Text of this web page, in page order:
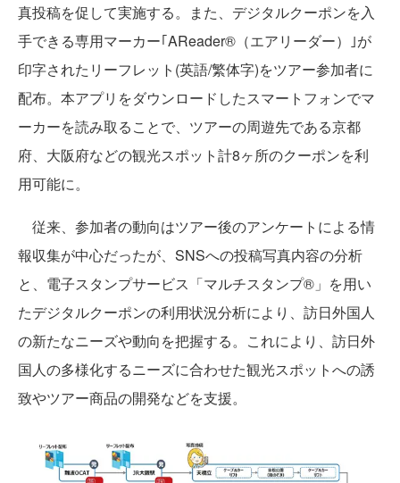
真投稿を促して実施する。また、デジタルクーポンを入
手できる専用マーカー｢AReader®（エアリーダー）｣が
印字されたリーフレット(英語/繁体字)をツアー参加者に
配布。本アプリをダウンロードしたスマートフォンでマ
ーカーを読み取ることで、ツアーの周遊先である京都
府、大阪府などの観光スポット計8ヶ所のクーポンを利
用可能に。
従来、参加者の動向はツアー後のアンケートによる情
報収集が中心だったが、SNSへの投稿写真内容の分析
と、電子スタンプサービス「マルチスタンプ®」を用い
たデジタルクーポンの利用状況分析により、訪日外国人
の新たなニーズや動向を把握する。これにより、訪日外
国人の多様化するニーズに合わせた観光スポットへの誘
致やツアー商品の開発などを支援。